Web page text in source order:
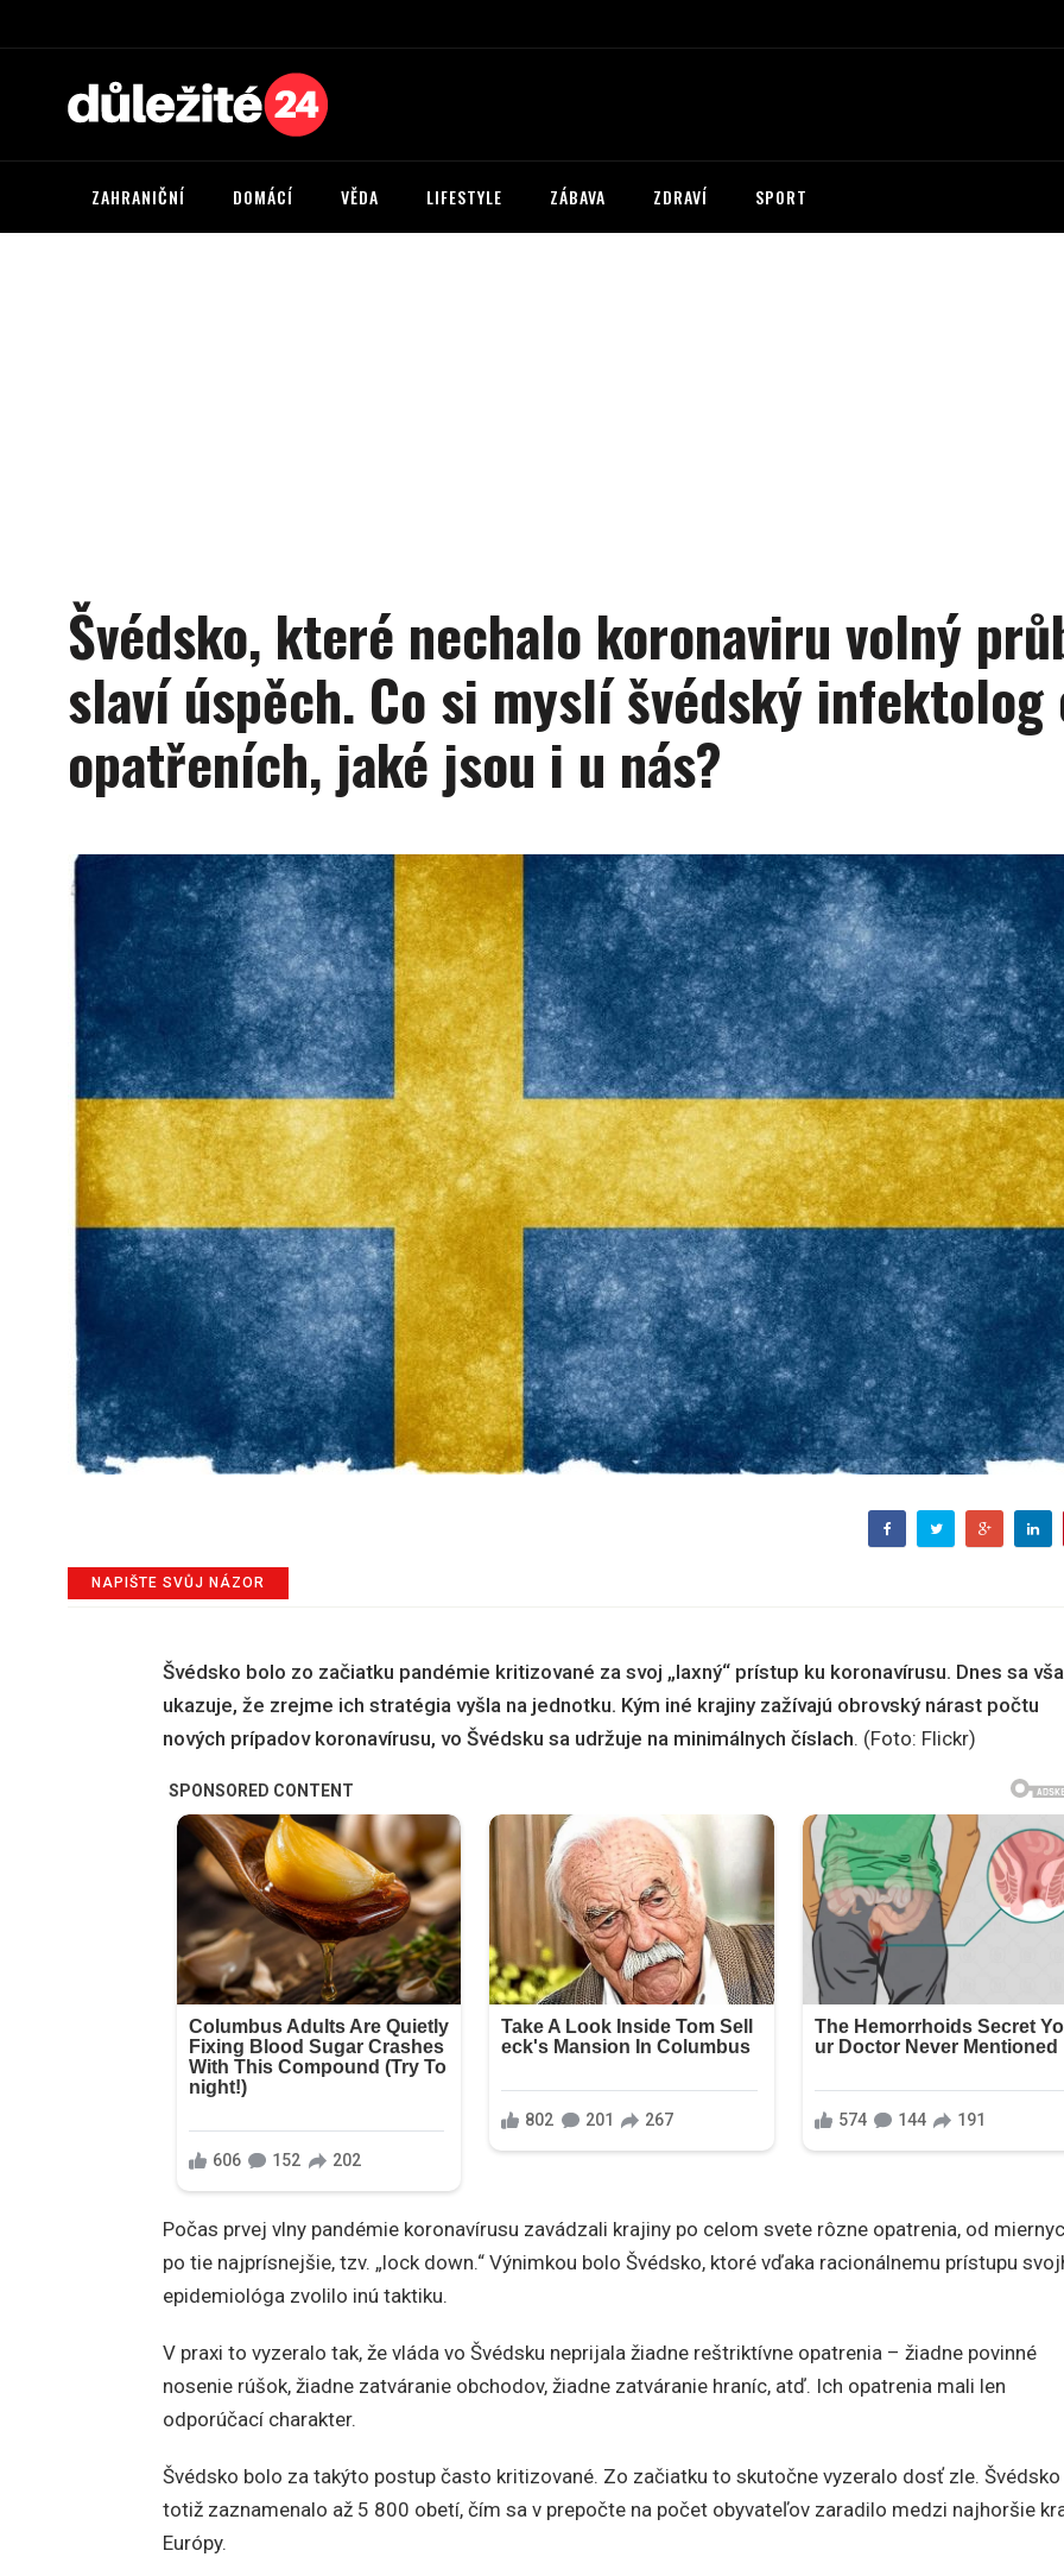
ZAHRANIČNÍ DOMÁCÍ VĚDA LIFESTYLE ZÁBAVA ZDRAVÍ SPORT
Švédsko, které nechalo koronaviru volný
slaví úspěch. Co si myslí švédský infektolog
opatřeních, jaké jsou i u nás?
NAPIŠTE SVŮJ NÁZOR
Švédsko bolo zo začiatku pandémie kritizované za svoj „laxný“ prístup ku koronavírusu. Dnes sa
ukazuje, že zrejme ich stratégia vyšla na jednotku. Kým iné krajiny zažívajú obrovský nárast počtu
nových prípadov koronavírusu, vo Švédsku sa udržuje na minimálnych číslach. (Foto: Flickr)
Počas prvej vlny pandémie koronavírusu zavádzali krajiny po celom svete rôzne opatrenia, od
po tie najprísnejšie, tzv. „lock down.“ Výnimkou bolo Švédsko, ktoré vďaka racionálnemu prístupu
epidemiológa zvolilo inú taktiku.
V praxi to vyzeralo tak, že vláda vo Švédsku neprijala žiadne reštriktívne opatrenia – žiadne povinné
nosenie rúšok, žiadne zatváranie obchodov, žiadne zatváranie hraníc, atď. Ich opatrenia mali len
odporúčací charakter.
Švédsko bolo za takýto postup často kritizované. Zo začiatku to skutočne vyzeralo dosť zle. Švédsko
totiž zaznamenalo až 5 800 obetí, čím sa v prepočte na počet obyvateľov zaradilo medzi najhoršie
Európy.